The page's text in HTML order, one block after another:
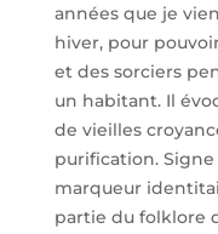
années que je
hiver, pour
et des sorciers
un habitant. Il
de vieilles
purification.
marqueur
partie du folklore